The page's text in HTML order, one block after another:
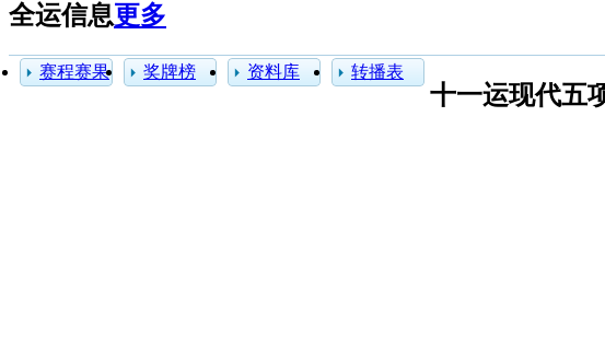
全运信息更多
赛程赛果 奖牌榜 资料库 转播表
十一运现代五